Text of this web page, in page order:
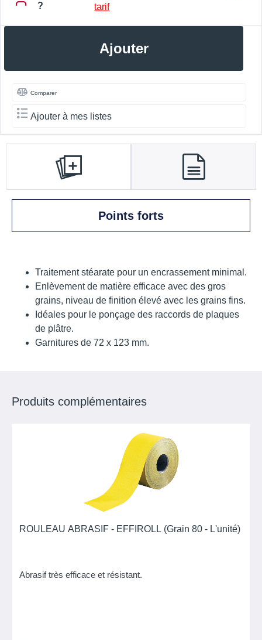
?
tarif
Ajouter
Comparer
Ajouter à mes listes
Points forts
Traitement stéarate pour un encrassement minimal.
Enlèvement de matière efficace avec des gros
grains, niveau de finition élevé avec les grains fins.
Idéales pour le ponçage des raccords de plaques
de plâtre.
Garnitures de 72 x 123 mm.
Produits complémentaires
ROULEAU ABRASIF - EFFIROLL (Grain 80 - L'unité)
Abrasif très efficace et résistant.